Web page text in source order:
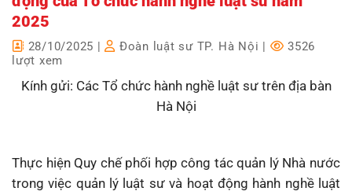
2025
28/10/2025 | Đoàn luật sư TP. Hà Nội |
3526
lượt xem
Kính gửi: Các Tổ chức hành nghề luật sư trên địa bàn
Hà Nội
Thực hiện Quy chế phối hợp công tác quản lý Nhà nước
trong việc quản lý luật sư và hoạt động hành nghề luật